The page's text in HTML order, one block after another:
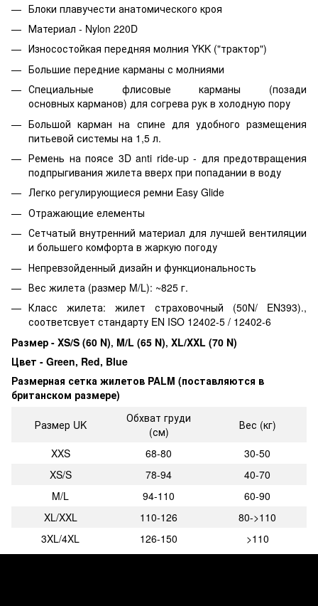
Блоки плавучести анатомического кроя
Материал - Nylon 220D
Износостойкая передняя молния YKK ("трактор")
Большие передние карманы с молниями
Специальные флисовые карманы (позади
основных карманов) для согрева рук в холодную пору
Большой карман на спине для удобного размещения
питьевой системы на 1,5 л.
Ремень на поясе 3D anti ride-up - для предотвращения
подпрыгивания жилета вверх при попадании в воду
Легко регулирующиеся ремни Easy Glide
Отражающие елементы
Сетчатый внутренний материал для лучшей вентиляции
и большего комфорта в жаркую погоду
Непревзойденный дизайн и функциональность
Вес жилета (размер M/L): ~825 г.
Класс жилета: жилет страховочный (50N/ EN393).,
соответсвует стандарту EN ISO 12402-5 / 12402-6
Размер - XS/S (60 N)‚ M/L (65 N)‚ XL/XXL (70 N)
Цвет - Green, Red, Blue
Размерная сетка жилетов PALM (поставляются в
британском размере)
Размер UK
Обхват груди
(см)
Вес (кг)
XXS
68-80
30-50
XS/S
78-94
40-70
M/L
94-110
60-90
XL/XXL
110-126
80->110
3XL/4XL
126-150 >110